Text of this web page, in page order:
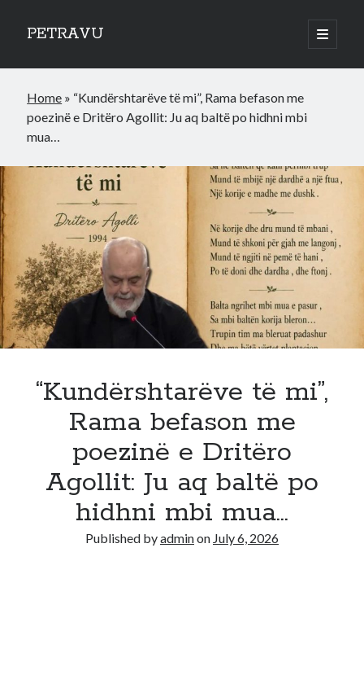
PETRAVU
open
primary
Sidebar
Bank
Credit Cards
Uncategorized
Home » “Kundërshtarëve të mi”, Rama befason me
poezinë e Dritëro Agollit: Ju aq baltë po hidhni mbi
mua…
“Kundërshtarëve të mi”,
Rama befason me
poezinë e Dritëro
Agollit: Ju aq baltë po
hidhni mbi mua…
Published byadminon July 6, 2026